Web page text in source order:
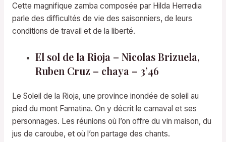
Cette magnifique zamba composée par Hilda Herredia
parle des difficultés de vie des saisonniers, de leurs
conditions de travail et de la liberté.
El sol de la Rioja – Nicolas Brizuela,
Ruben Cruz – chaya – 3’46
Le Soleil de la Rioja, une province inondée de soleil au
pied du mont Famatina. On y décrit le carnaval et ses
personnages. Les réunions où l’on offre du vin maison, du
jus de caroube, et où l’on partage des chants.